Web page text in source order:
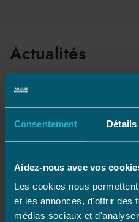
Consentement Détails
Aidez-nous avec vos
Les cookies nous
et les annonces, d'offrir des
médias sociaux et
Actualités